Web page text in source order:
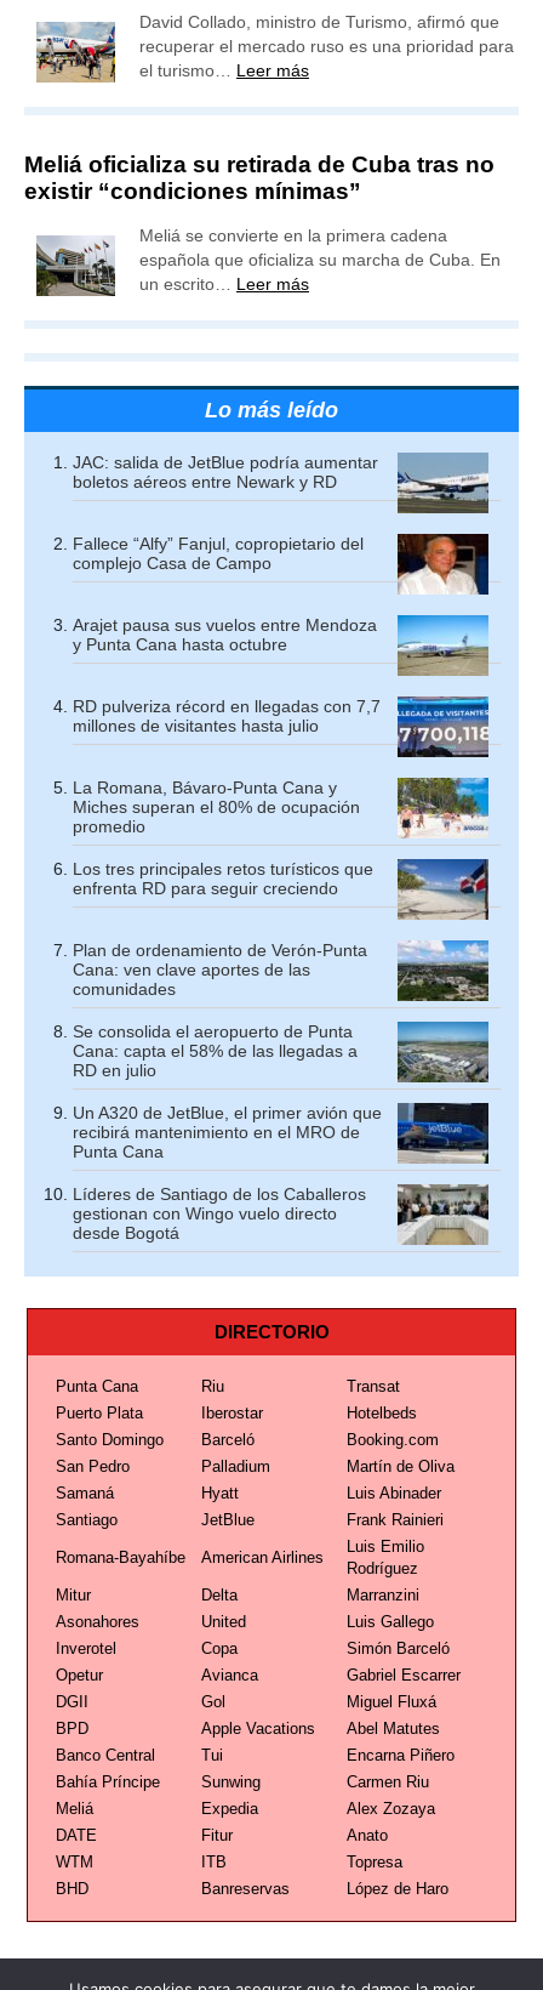
David Collado, ministro de Turismo, afirmó que
recuperar el mercado ruso es una prioridad para
el turismo… Leer más
Meliá oficializa su retirada de Cuba tras no
existir “condiciones mínimas”
Meliá se convierte en la primera cadena
española que oficializa su marcha de Cuba. En
un escrito… Leer más
Lo más leído
JAC: salida de JetBlue podría aumentar
boletos aéreos entre Newark y RD
Fallece “Alfy” Fanjul, copropietario del
complejo Casa de Campo
Arajet pausa sus vuelos entre Mendoza
y Punta Cana hasta octubre
RD pulveriza récord en llegadas con 7,7
millones de visitantes hasta julio
La Romana, Bávaro-Punta Cana y
Miches superan el 80% de ocupación
promedio
Los tres principales retos turísticos que
enfrenta RD para seguir creciendo
Plan de ordenamiento de Verón-Punta
Cana: ven clave aportes de las
comunidades
Se consolida el aeropuerto de Punta
Cana: capta el 58% de las llegadas a
RD en julio
Un A320 de JetBlue, el primer avión que
recibirá mantenimiento en el MRO de
Punta Cana
Líderes de Santiago de los Caballeros
gestionan con Wingo vuelo directo
desde Bogotá
DIRECTORIO
Punta Cana Riu
Transat
Puerto Plata
Iberostar
Hotelbeds
Santo Domingo
Barceló
Booking.com
San Pedro
Palladium
Martín de Oliva
Samaná
Hyatt
Luis Abinader
Santiago
JetBlue Frank Rainieri
Romana-Bayahíbe American Airlines
Luis Emilio
Rodríguez
Mitur
Delta
Marranzini
Asonahores
United
Luis Gallego
Inverotel
Copa
Simón Barceló
Opetur
Avianca
Gabriel Escarrer
DGII
Gol
Miguel Fluxá
BPD
Apple Vacations
Abel Matutes
Banco Central
Tui
Encarna Piñero
Bahía Príncipe
Sunwing
Carmen Riu
Meliá
Expedia
Alex Zozaya
DATE
Fitur
Anato
WTM
ITB
Topresa
BHD
Banreservas López de Haro